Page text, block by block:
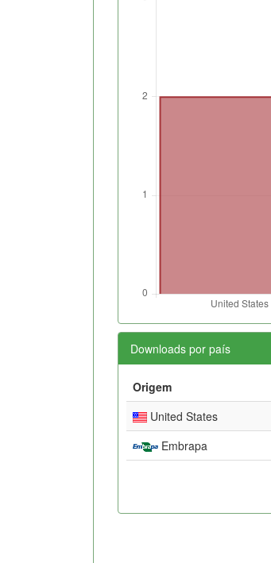
Downloads por país
Origem
United States
Embrapa